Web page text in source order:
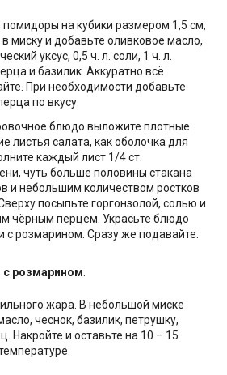
помидоры на кубики размером 1,5 см,
миску и добавьте оливковое масло,
уксус, 0,5 ч. л. соли, 1 ч. л.
и базилик. Аккуратно всё
При необходимости добавьте
по вкусу.
блюдо выложите плотные
листья салата, как оболочка для
каждый лист 1/4 ст.
чуть больше половины стакана
и небольшим количеством ростков
посыпьте горгонзолой, солью и
чёрным перцем. Украсьте блюдо
с розмарином. Сразу же подавайте.
с розмарином.
жара. В небольшой миске
чеснок, базилик, петрушку,
Накройте и оставьте на 10 – 15